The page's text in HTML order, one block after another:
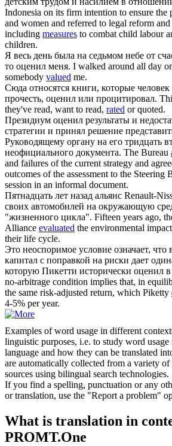
Indonesia on its firm intention to ensure the
and women and referred to legal reform
including measures to combat child labour
children.
Я весь день была на седьмом небе от
то оценил меня. I walked around all day
somebody valued me.
Сюда относятся книги, которые человек
прочесть, оценил или процитировал.
they've read, want to read, rated or quoted.
Президиум оценил результаты и
стратегии и принял решение
Руководящему органу на его тридцать
неофициального документа. The Bureau
and failures of the current strategy and
outcomes of the assessment to the Steering
session in an informal document.
Пятнадцать лет назад альянс Renault-
своих автомобилей на окружающую
"жизненного цикла". Fifteen years ago,
Alliance evaluated the environmental
their life cycle.
Это неоспоримое условие означает, что
капитал с поправкой на риски дает
которую Пикетти исторически оценил
no-arbitrage condition implies that, in
the same risk-adjusted return, which Piketty
4-5% per year.
Examples of word usage in different
linguistic purposes, i.e. to study word usage
language and how they can be translated
are automatically collected from a variety
sources using bilingual search technologies.
If you find a spelling, punctuation or any
or translation, use the "Report a problem"
What is translation in
PROMT.One